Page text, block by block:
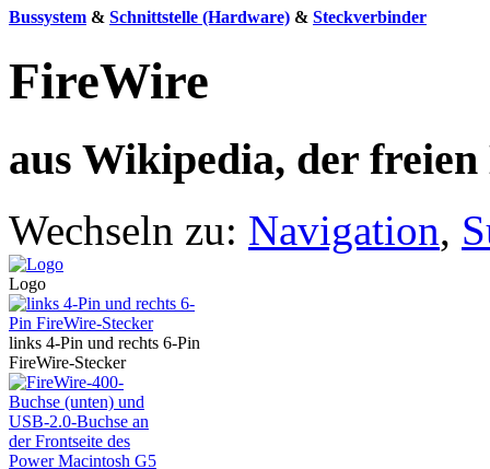
Bussystem & Schnittstelle (Hardware) & Steckverbinder
FireWire
aus Wikipedia, der
Wechseln zu: Navigation,
Logo
links 4-Pin und rechts 6-Pin
FireWire-Stecker